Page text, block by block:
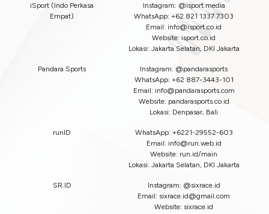
iSport (Indo Perkasa
Empat)
Instagram: @isport.media
WhatsApp: +62 821 1337 7303
Email: info@isport.co.id
Website: isport.co.id
Lokasi: Jakarta Selatan, DKI Jakarta
Pandara Sports
Instagram: @pandarasports
WhatsApp: +62 887-3443-101
Email: info@pandarasports.com
Website: pandarasports.co.id
Lokasi: Denpasar, Bali
runID
WhatsApp: +6221-29552-603
Email: info@run.web.id
Website: run.id/main
Lokasi: Jakarta Selatan, DKI Jakarta
SR.ID
Instagram: @sixrace.id
Email: sixrace.id@gmail.com
Website: sixrace.id